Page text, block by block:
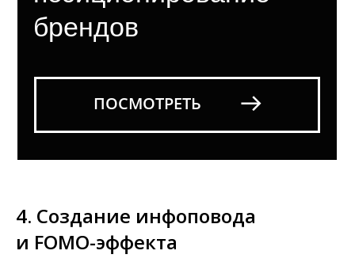
4. Создание инфоповода
и FOMO-эффекта